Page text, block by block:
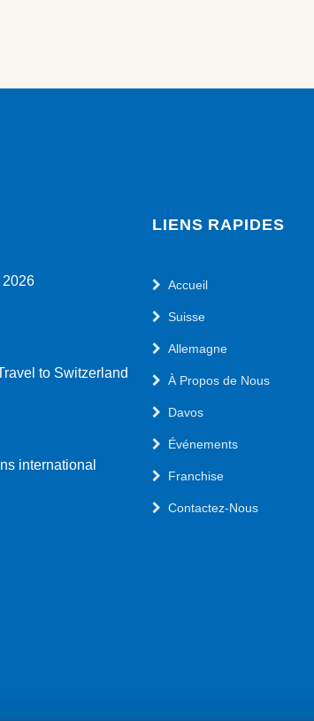
2026
to Switzerland
international
LIENS RAPIDES
Accueil
Suisse
Allemagne
À Propos de Nous
Davos
Événements
Franchise
Contactez-Nous
TOP-ALLIANCE AG (Davos)
Promenade 123 CH-7260
info@top-alliance.ch